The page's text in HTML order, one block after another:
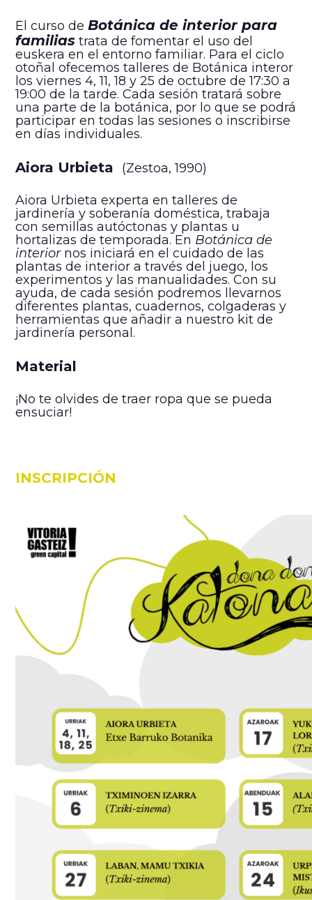
El curso deBotánica de interior para
familias trata de fomentar el uso del
euskera en el entorno familiar. Para el ciclo
otoñal ofecemos talleres de Botánica interor
los viernes 4, 11, 18 y 25 de octubre de 17:30 a
19:00 de la tarde. Cada sesión tratará sobre
una parte de la botánica, por lo que se podrá
participar en todas las sesiones o inscribirse
en días individuales.
Aiora Urbieta (Zestoa, 1990)
Aiora Urbieta experta en talleres de
jardinería y soberanía doméstica, trabaja
con semillas autóctonas y plantas u
hortalizas de temporada. En Botánica de
interiornos iniciará en el cuidado de las
plantas de interior a través del juego, los
experimentos y las manualidades. Con su
ayuda, de cada sesión podremos llevarnos
diferentes plantas, cuadernos, colgaderas y
herramientas que añadir a nuestro kit de
jardinería personal.
Material
¡No te olvides de traer ropa que se pueda
ensuciar!
INSCRIPCIÓN